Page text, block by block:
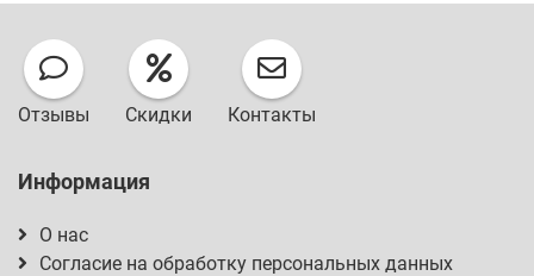
Отзывы Скидки Контакты
Информация
О нас
Согласие на обработку персональных данных